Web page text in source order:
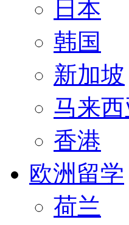
日本
韩国
新加坡
马来西
香港
欧洲留学
荷兰